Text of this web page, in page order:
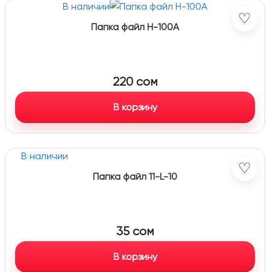
В наличии
♡
Папка файл H-100A
220 сом
В корзину
В наличии
♡
Папка файл 11-L-10
35 сом
В корзину